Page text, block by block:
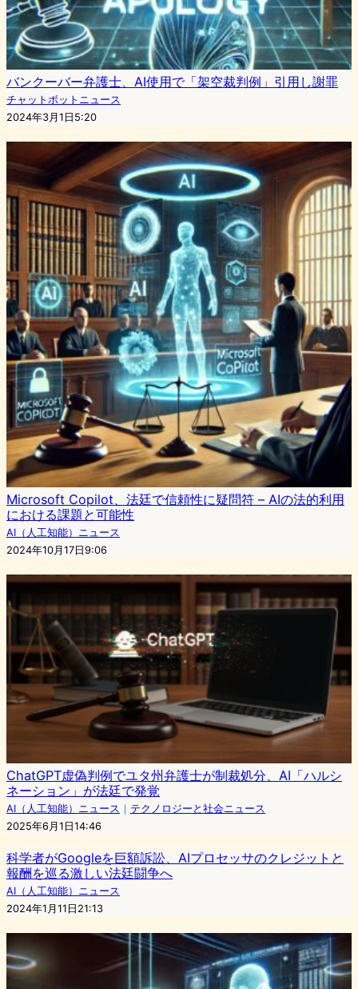
バンクーバー弁護士、AI使用で「架空裁判例」引用し謝罪
チャットボットニュース
2024年3月1日5:20
Microsoft Copilot、法廷で信頼性に疑問符 – AIの法的利用
における課題と可能性
AI（人工知能）ニュース
2024年10月17日9:06
ChatGPT虚偽判例でユタ州弁護士が制裁処分、AI「ハルシ
ネーション」が法廷で発覚
AI（人工知能）ニュース ｜ テクノロジーと社会ニュース
2025年6月1日14:46
科学者がGoogleを巨額訴訟、AIプロセッサのクレジットと
報酬を巡る激しい法廷闘争へ
AI（人工知能）ニュース
2024年1月11日21:13